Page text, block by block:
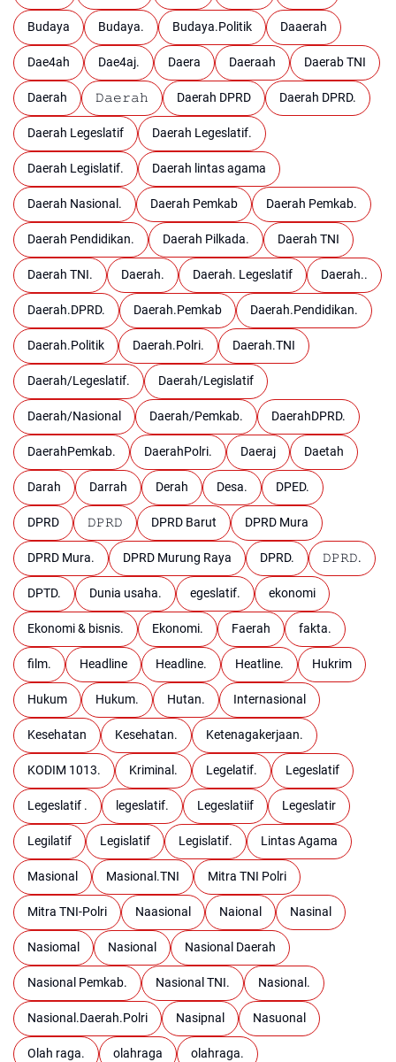
Budaya Budaya. Budaya.Politik Daaerah
Dae4ah Dae4aj. Daera Daeraah Daerab TNI
Daerah 𝙳𝚊𝚎𝚛𝚊𝚑 Daerah DPRD Daerah DPRD.
Daerah Legeslatif Daerah Legeslatif.
Daerah Legislatif. Daerah lintas agama
Daerah Nasional. Daerah Pemkab Daerah Pemkab.
Daerah Pendidikan. Daerah Pilkada. Daerah TNI
Daerah TNI. Daerah. Daerah. Legeslatif Daerah..
Daerah.DPRD. Daerah.Pemkab Daerah.Pendidikan.
Daerah.Politik Daerah.Polri. Daerah.TNI
Daerah/Legeslatif. Daerah/Legislatif
Daerah/Nasional Daerah/Pemkab. DaerahDPRD.
DaerahPemkab. DaerahPolri. Daeraj Daetah
Darah Darrah Derah Desa. DPED.
DPRD 𝙳𝙿𝚁𝙳 DPRD Barut DPRD Mura
DPRD Mura. DPRD Murung Raya DPRD. 𝙳𝙿𝚁𝙳.
DPTD. Dunia usaha. egeslatif. ekonomi
Ekonomi & bisnis. Ekonomi. Faerah fakta.
film. Headline Headline. Heatline. Hukrim
Hukum Hukum. Hutan. Internasional
Kesehatan Kesehatan. Ketenagakerjaan.
KODIM 1013. Kriminal. Legelatif. Legeslatif
Legeslatif . legeslatif. Legeslatiif Legeslatir
Legilatif Legislatif Legislatif. Lintas Agama
Masional Masional.TNI Mitra TNI Polri
Mitra TNI-Polri Naasional Naional Nasinal
Nasiomal Nasional Nasional Daerah
Nasional Pemkab. Nasional TNI. Nasional.
Nasional.Daerah.Polri Nasipnal Nasuonal
Olah raga. olahraga olahraga.